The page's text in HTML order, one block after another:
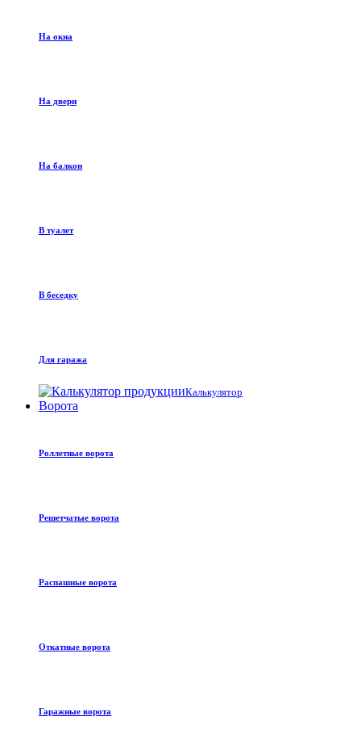
На окна
На двери
На балкон
В туалет
В беседку
Для гаража
Калькулятор
Ворота
Роллетные ворота
Решетчатые ворота
Распашные ворота
Откатные ворота
Гаражные ворота